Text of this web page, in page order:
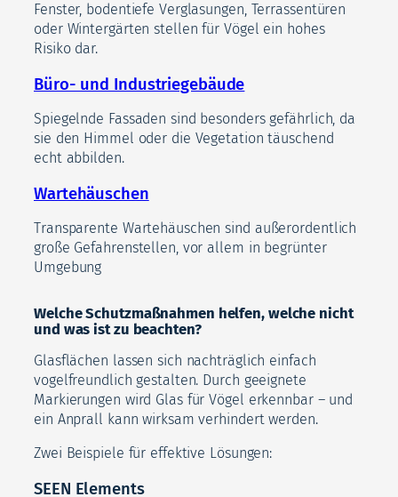
Fenster, bodentiefe Verglasungen, Terrassentüren
oder Wintergärten stellen für Vögel ein hohes
Risiko dar.
Büro- und Industriegebäude
Spiegelnde Fassaden sind besonders gefährlich, da
sie den Himmel oder die Vegetation täuschend
echt abbilden.
Wartehäuschen
Transparente Wartehäuschen sind außerordentlich
große Gefahrenstellen, vor allem in begrünter
Umgebung
Welche Schutzmaßnahmen helfen, welche nicht
und was ist zu beachten?
Glasflächen lassen sich nachträglich einfach
vogelfreundlich gestalten. Durch geeignete
Markierungen wird Glas für Vögel erkennbar – und
ein Anprall kann wirksam verhindert werden.
Zwei Beispiele für effektive Lösungen:
SEEN Elements